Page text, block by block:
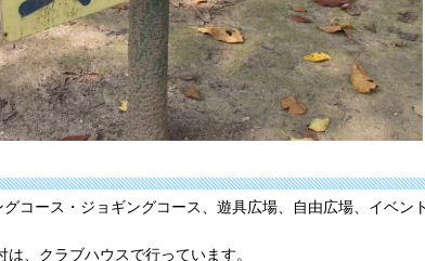
コース・ジョギングコース、遊具広場、自由広場、イベン
、クラブハウスで行っています。